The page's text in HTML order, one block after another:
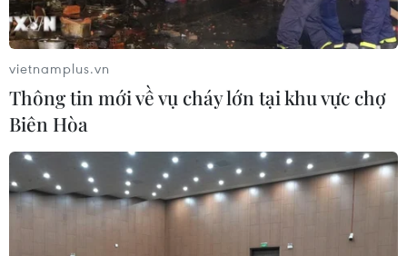
vietnamplus.vn
Thông tin mới về vụ cháy lớn tại khu vực chợ
Biên Hòa